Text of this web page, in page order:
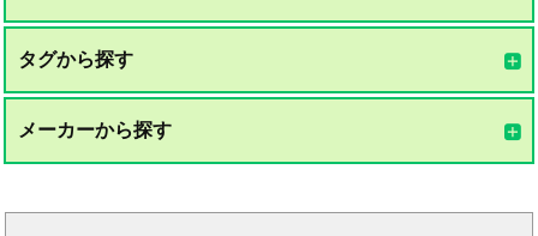
タグから探す
メーカーから探す